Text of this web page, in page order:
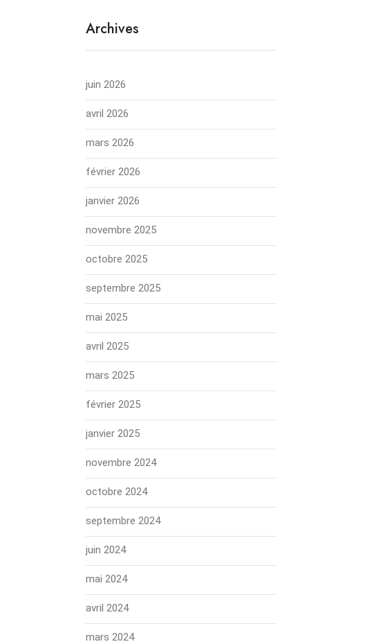
Archives
juin 2026
avril 2026
mars 2026
février 2026
janvier 2026
novembre 2025
octobre 2025
septembre 2025
mai 2025
avril 2025
mars 2025
février 2025
janvier 2025
novembre 2024
octobre 2024
septembre 2024
juin 2024
mai 2024
avril 2024
mars 2024